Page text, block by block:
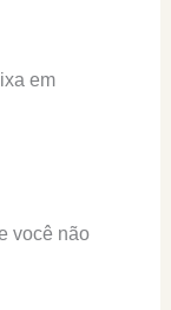
em
você não